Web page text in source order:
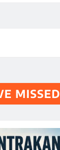
MISSED